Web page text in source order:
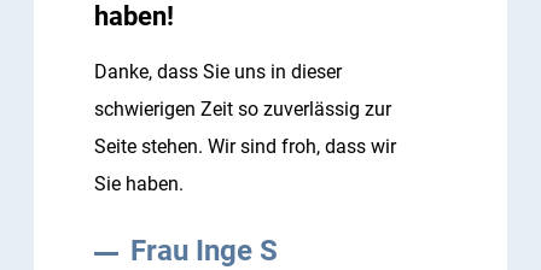
haben!
Danke, dass Sie uns in dieser
schwierigen Zeit so zuverlässig zur
Seite stehen. Wir sind froh, dass wir
Sie haben.
Frau Inge S